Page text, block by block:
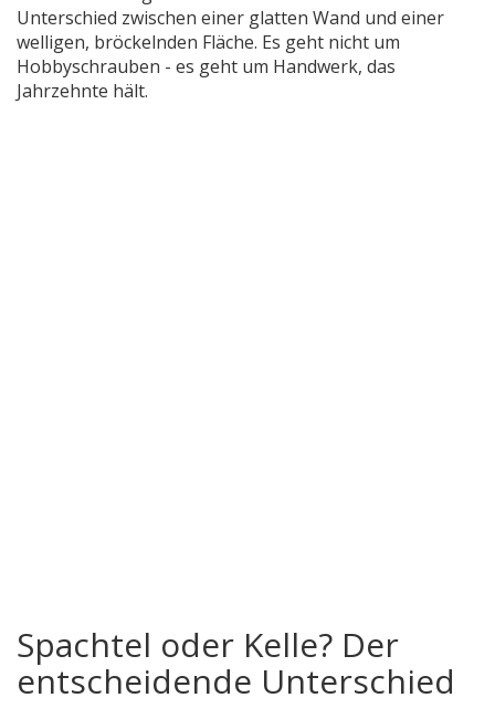
Unterschied zwischen einer glatten Wand und einer
welligen, bröckelnden Fläche. Es geht nicht um
Hobbyschrauben - es geht um Handwerk, das
Jahrzehnte hält.
Spachtel oder Kelle? Der
entscheidende Unterschied